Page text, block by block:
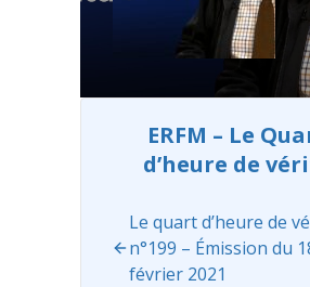
de
, ...
la
ERFM – Le
d’heure de
Le quart d’heure de
n°199 – Émission du
février 2021